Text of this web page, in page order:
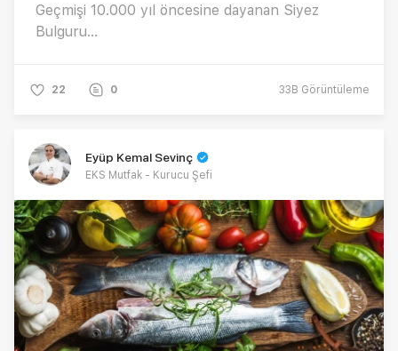
Geçmişi 10.000 yıl öncesine dayanan Siyez
Bulguru...
22 0 33B Görüntüleme
Eyüp Kemal Sevinç
EKS Mutfak - Kurucu Şefi